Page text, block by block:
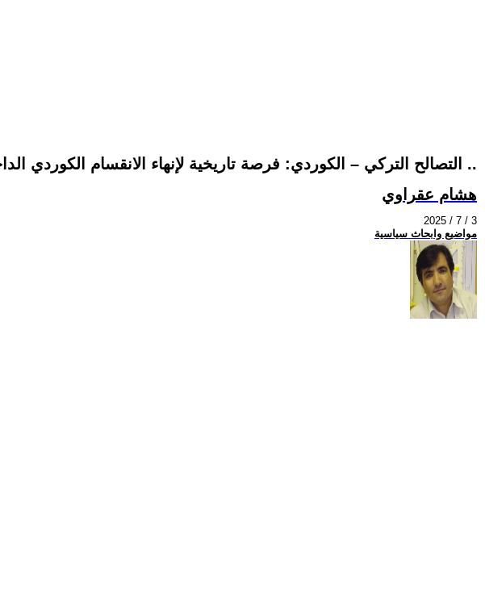
-التصالح التركي – الكوردي: فرصة تاريخية لإنهاء الانقسام الكوردي الداخلي- دعوة لوقف النار بين الكورد أولا ..
هشام عقراوي
2025 / 7 / 3
مواضيع وابحاث سياسية